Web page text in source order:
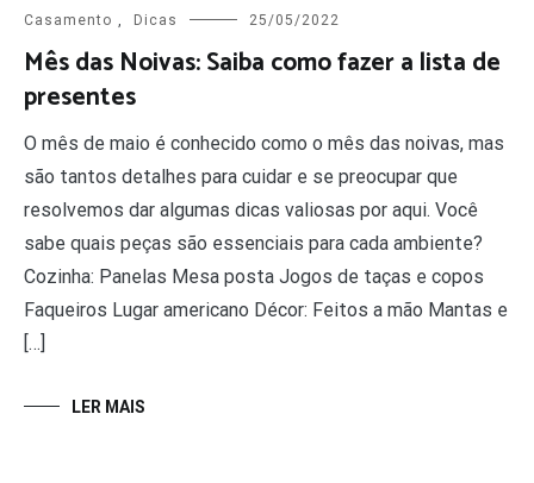
Casamento Dicas 25/05/2022
Mês das Noivas: Saiba como fazer a lista de
presentes
O mês de maio é conhecido como o mês das noivas, mas
são tantos detalhes para cuidar e se preocupar que
resolvemos dar algumas dicas valiosas por aqui. Você
sabe quais peças são essenciais para cada ambiente?
Cozinha: Panelas Mesa posta Jogos de taças e copos
Faqueiros Lugar americano Décor: Feitos a mão Mantas e
[…]
LER MAIS